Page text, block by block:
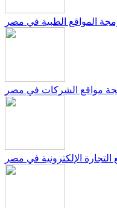
المواقع الطبية في مصر
مواقع الشركات في مصر
الإلكترونية في مصر